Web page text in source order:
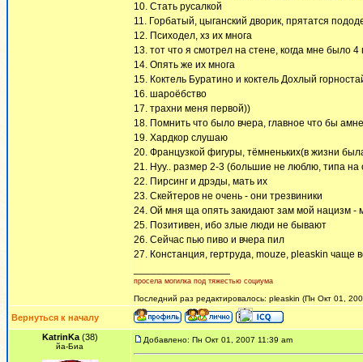
10. Стать русалкой
11. Горбатый, цыганский дворик, прятатся
12. Психодел, хз их многа
13. тот что я смотрел на стене, когда мне было
14. Опять же их многа
15. Коктель Буратино и коктель Дохлый
16. шароёбство
17. трахни меня первой))
18. Помнить что было вчера, главное что бы
19. Хардкор слушаю
20. Французкой фигуры, тёмненьких(в жизни
21. Нуу.. размер 2-3 (большие не люблю, типа на
22. Пирсинг и дрэды, мать их
23. Скейтеров не очень - они трезвиники
24. Ой мня ща опять закидают зам мой нацизм -
25. Позитивен, ибо злые люди не бывают
26. Сейчас пью пиво и вчера пил
27. Констанция, гертруда, mouze, pleaskin чаще
просела могилка под тяжестью социума
Последний раз редактировалось: pleaskin (Пн Окт 01,
Вернуться к началу
KatrinKa(38)
йа-Биа
Добавлено: Пн Окт 01, 2007 11:39 am